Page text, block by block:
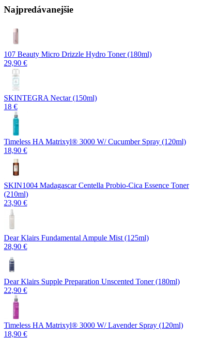
Najpredávanejšie
107 Beauty Micro Drizzle Hydro Toner (180ml)
29,90 €
SKINTEGRA Nectar (150ml)
18 €
Timeless HA Matrixyl®️ 3000 W/ Cucumber Spray (120ml)
18,90 €
SKIN1004 Madagascar Centella Probio-Cica Essence Toner
(210ml)
23,90 €
Dear Klairs Fundamental Ampule Mist (125ml)
28,90 €
Dear Klairs Supple Preparation Unscented Toner (180ml)
22,90 €
Timeless HA Matrixyl®️ 3000 W/ Lavender Spray (120ml)
18,90 €